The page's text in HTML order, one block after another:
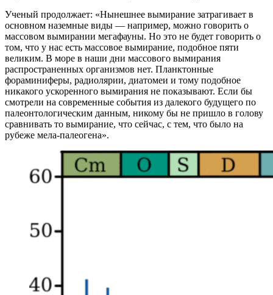
Ученый продолжает: «Нынешнее вымирание затрагивает в
основном наземные виды — например, можно говорить о
массовом вымирании мегафауны. Но это не будет говорить о
том, что у нас есть массовое вымирание, подобное пяти
великим. В море в наши дни массового вымирания
распространенных организмов нет. Планктонные
фораминиферы, радиолярии, диатомеи и тому подобное
никакого ускоренного вымирания не показывают. Если бы
смотрели на современные события из далекого будущего по
палеонтологическим данным, никому бы не пришло в голову
сравнивать то вымирание, что сейчас, с тем, что было на
рубеже мела-палеогена».